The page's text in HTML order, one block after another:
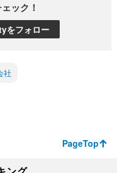
ック！
をフォロー
社
PageTop
ング